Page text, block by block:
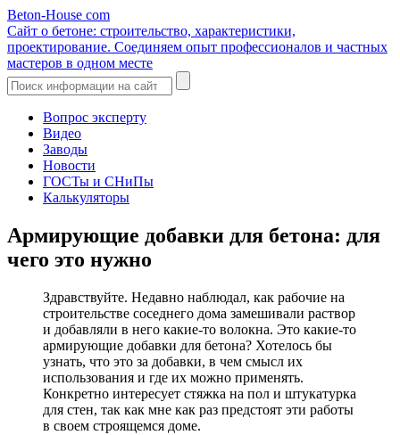
Beton-House com
Сайт о бетоне: строительство, характеристики,
проектирование. Соединяем опыт профессионалов и частных
мастеров в одном месте
Вопрос эксперту
Видео
Заводы
Новости
ГОСТы и СНиПы
Калькуляторы
Армирующие добавки для бетона: для
чего это нужно
Здравствуйте. Недавно наблюдал, как рабочие на
строительстве соседнего дома замешивали раствор
и добавляли в него какие-то волокна. Это какие-то
армирующие добавки для бетона? Хотелось бы
узнать, что это за добавки, в чем смысл их
использования и где их можно применять.
Конкретно интересует стяжка на пол и штукатурка
для стен, так как мне как раз предстоят эти работы
в своем строящемся доме.